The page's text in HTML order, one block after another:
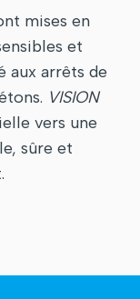
mises en
et
aux arrêts de
VISION
vers une
sûre et